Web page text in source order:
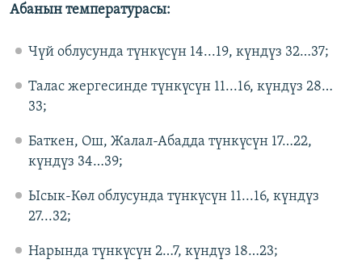
Абанын температурасы:
Чүй облусунда түнкүсүн 14...19, күндүз 32…37;
Талас жергесинде түнкүсүн 11...16, күндүз 28…
33;
Баткен, Ош, Жалал-Абадда түнкүсүн 17…22,
күндүз 34…39;
Ысык-Көл облусунда түнкүсүн 11...16, күндүз
27...32;
Нарында түнкүсүн 2…7, күндүз 18…23;